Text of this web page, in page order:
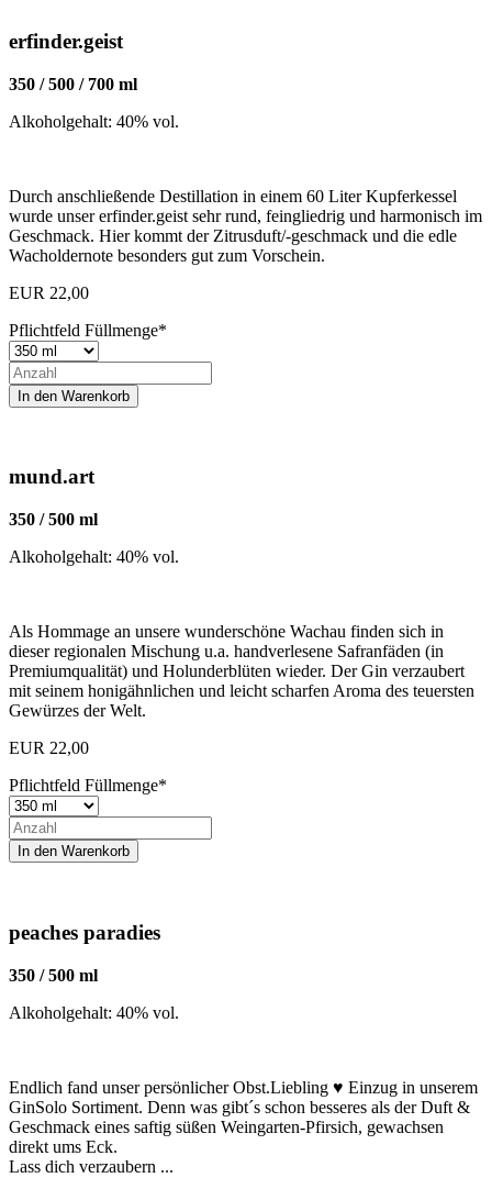
erfinder.geist
350 / 500 / 700 ml
Alkoholgehalt: 40% vol.
Durch anschließende Destillation in einem 60 Liter Kupferkessel
wurde unser erfinder.geist sehr rund, feingliedrig und harmonisch im
Geschmack. Hier kommt der Zitrusduft/-geschmack und die edle
Wacholdernote besonders gut zum Vorschein.
EUR 22,00
Pflichtfeld Füllmenge*
mund.art
350 / 500 ml
Alkoholgehalt: 40% vol.
Als Hommage an unsere wunderschöne Wachau finden sich in
dieser regionalen Mischung u.a. handverlesene Safranfäden (in
Premiumqualität) und Holunderblüten wieder. Der Gin verzaubert
mit seinem honigähnlichen und leicht scharfen Aroma des teuersten
Gewürzes der Welt.
EUR 22,00
Pflichtfeld Füllmenge*
peaches paradies
350 / 500 ml
Alkoholgehalt: 40% vol.
Endlich fand unser persönlicher Obst.Liebling ♥ Einzug in unserem
GinSolo Sortiment. Denn was gibt´s schon besseres als der Duft &
Geschmack eines saftig süßen Weingarten-Pfirsich, gewachsen
direkt ums Eck.
Lass dich verzaubern ...